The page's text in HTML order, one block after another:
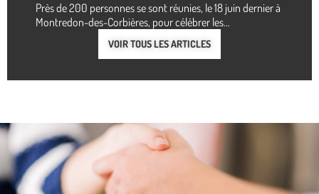
Près de 200 personnes se sont réunies, le 18 juin dernier à
Montredon-des-Corbières, pour célébrer les...
VOIR TOUS LES ARTICLES